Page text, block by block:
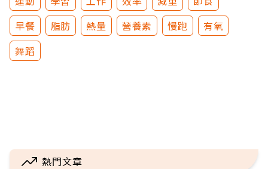
早餐
脂肪 熱量 營養素 慢跑
有氧
舞蹈
熱門文章